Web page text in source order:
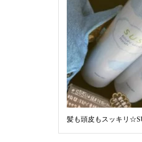
髪も頭皮もスッキリ